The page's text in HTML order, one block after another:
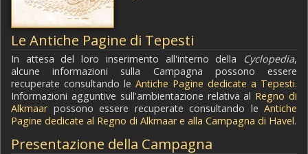
Le Antiche Pagine di Tepesti
In attesa del loro inserimento all'interno della Cyclopedia,
alcune informazioni sulla Campagna possono essere
recuperate consultando le Antiche Pagine dedicate a Tepesti.
Informazioni agguntive sull'ambientazione relativa al Regno di
Alkmaarpossono essere recuperate consultando le Antiche
Pagine dedicate al Regno di Alkmaar e alla Campagna di Havel.
Presentazione della Campagna